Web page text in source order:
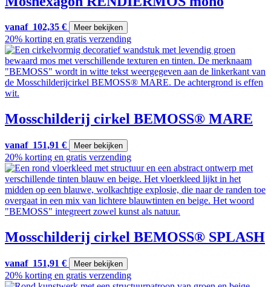
vanaf 102,35 € Meer bekijken
20% korting en gratis verzending
Mosschilderij cirkel BEMOSS® MARE
vanaf 151,91 € Meer bekijken
20% korting en gratis verzending
Mosschilderij cirkel BEMOSS® SPLASH
vanaf 151,91 € Meer bekijken
20% korting en gratis verzending